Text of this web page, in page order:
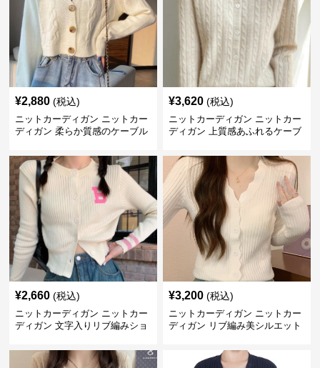
¥2,880 (税込)
ニットカーディガン ニットカー
ディガン 柔らか質感のケーブル
¥3,620 (税込)
ニットカーディガン ニットカー
ディガン 上質感あふれるケーブ
¥2,660 (税込)
ニットカーディガン ニットカー
ディガン 文字入りリブ編みショ
¥3,200 (税込)
ニットカーディガン ニットカー
ディガン リブ編み美シルエット